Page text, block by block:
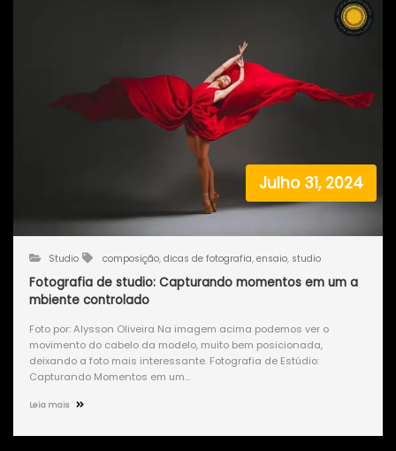
Julho 31, 2024
Studio composição, dicas de fotografia, ensaio, studio
Fotografia de studio: Capturando momentos em um a
mbiente controlado
Foto por: Alysson Oliveira Na imagem acima podemos ver o
movimento do cabelo da modelo, muito bem posicionada,
deixando a foto mais interessante. Fotografia de Estúdio:
Capturando Momentos em um…
Leia mais